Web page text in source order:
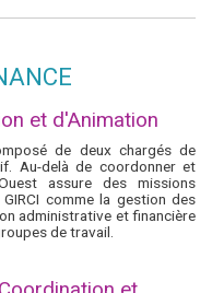
et d'Animation
de deux chargés de
Au-delà de coordonner et
assure des missions
comme la gestion des
administrative et financière
de travail.